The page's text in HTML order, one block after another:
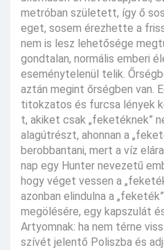
metróban született, így ő
eget, sosem érezhette a
nem is lesz lehetősége
gondtalan, normális emberi
eseménytelenül telik.
aztán megint őrségben van.
titokzatos és furcsa lények
t, akiket csak „feketéknek”
alagútrészt, ahonnan a
berobbantani, mert a víz
nap egy Hunter nevezetű
hogy véget vessen a
azonban elindulna a
megölésére, egy kapszulát
Artyomnak: ha nem térne
szívét jelentő Poliszba és